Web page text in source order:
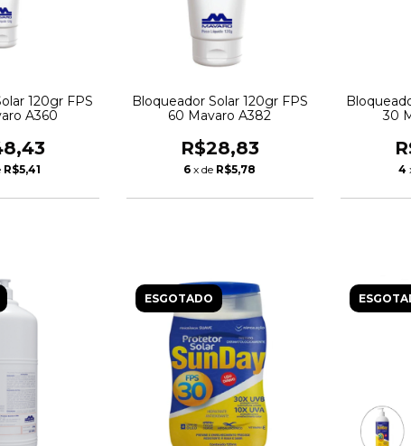
120gr FPS
A360
R$5,41
Bloqueador Solar 120gr FPS
60 Mavaro A382
R$28,83
6 x de R$5,78
30
4
ESGOTADO